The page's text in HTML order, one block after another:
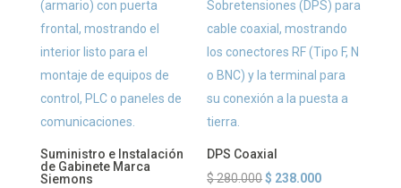
Suministro e Instalación
de Gabinete Marca
Siemons
DPS Coaxial
$280.000El
$ 238.000El